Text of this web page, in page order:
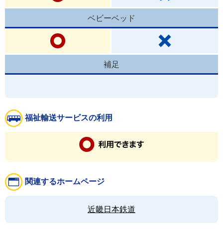
ベビーベッド
補足
福祉輸送サービスの利用
関連するホームページ
近畿日本鉄道